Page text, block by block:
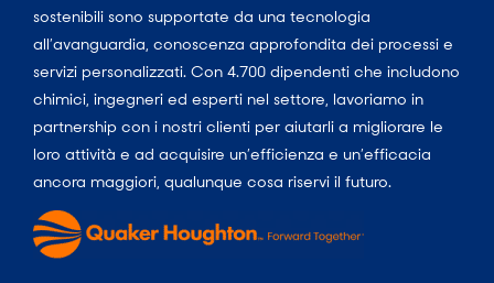
sostenibili sono supportate da una tecnologia
all’avanguardia, conoscenza approfondita dei processi e
servizi personalizzati. Con 4.700 dipendenti che includono
chimici, ingegneri ed esperti nel settore, lavoriamo in
partnership con i nostri clienti per aiutarli a migliorare le
loro attività e ad acquisire un’efficienza e un’efficacia
ancora maggiori, qualunque cosa riservi il futuro.